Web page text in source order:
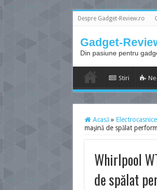
Despre Gadget-Review.ro
Gadget-
Din pasiune pentru
Stiri
Acasă » Electrocasnice
maşină de spălat
Whirlpool
de spălat